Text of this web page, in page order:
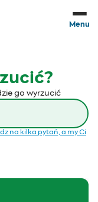
Menu
go wyrzucić
na kilka pytań, a my Ci